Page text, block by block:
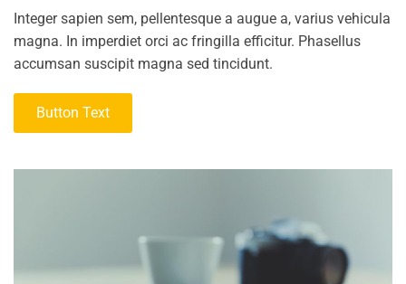
Integer sapien sem, pellentesque a augue a, varius vehicula
magna. In imperdiet orci ac fringilla efficitur. Phasellus
accumsan suscipit magna sed tincidunt.
Button Text